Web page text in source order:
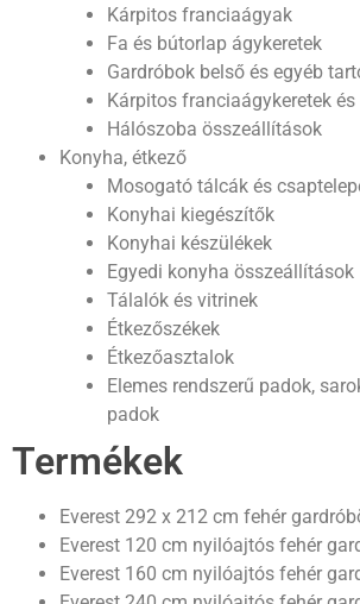
Kárpitos franciaágyak
Fa és bútorlap ágykeretek
Gardróbok belső és egyéb
Kárpitos franciaágykeretek
Hálószoba összeállítások
Konyha, étkező
Mosogató tálcák és
Konyhai kiegészítők
Konyhai készülékek
Egyedi konyha összeállítások
Tálalók és vitrinek
Étkezőszékek
Étkezőasztalok
Elemes rendszerű padok,
padok
Termékek
Everest 292 x 212 cm fehér
Everest 120 cm nyilóajtós fehér
Everest 160 cm nyilóajtós fehér